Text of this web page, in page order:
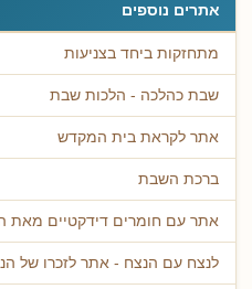
אתרים נוספים
מתחזקות ביחד בצניעות
שבת כהלכה - הלכות שבת
אתר לקראת בית המקדש
ברכת השבת
אתר עם חומרים דידקטיים מאת
לנצח עם הנצח - אתר לזכרו של